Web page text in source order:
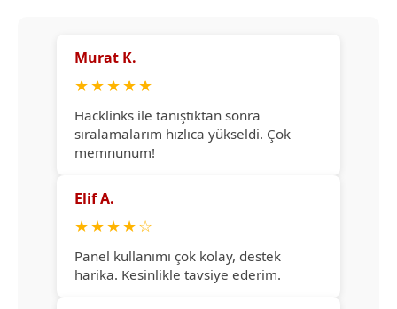
Murat K.
★★★★★
Hacklinks ile tanıştıktan sonra
sıralamalarım hızlıca yükseldi. Çok
memnunum!
Elif A.
★★★★☆
Panel kullanımı çok kolay, destek
harika. Kesinlikle tavsiye ederim.